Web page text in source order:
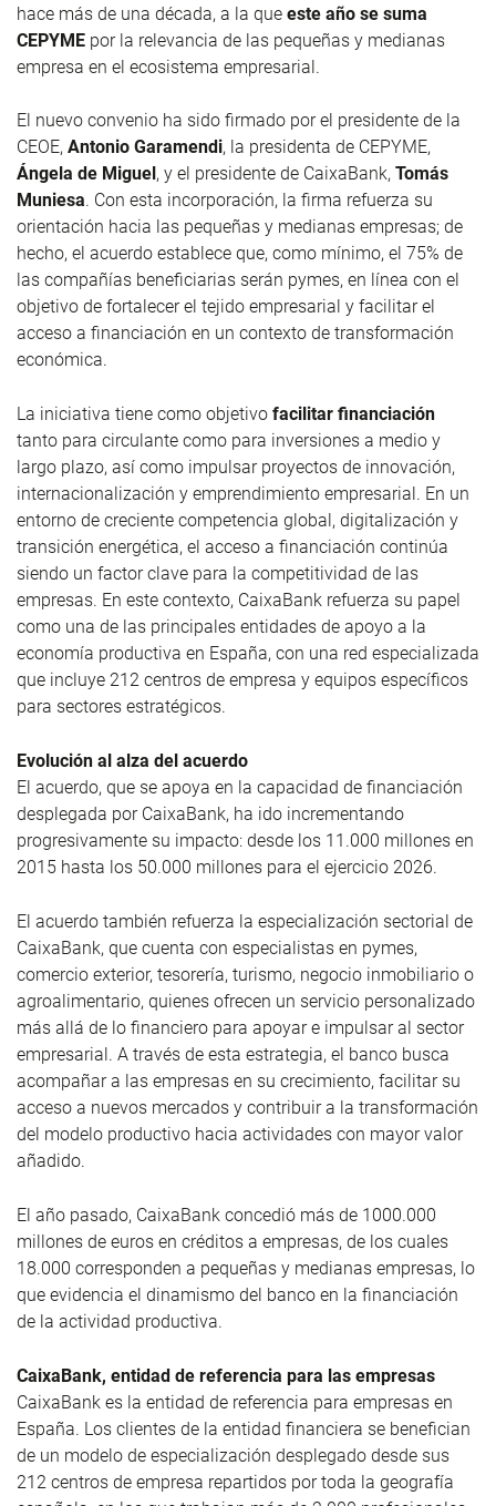
hace más de una década, a la que este año se suma
CEPYME por la relevancia de las pequeñas y medianas
empresa en el ecosistema empresarial.
El nuevo convenio ha sido firmado por el presidente de la
CEOE, Antonio Garamendi, la presidenta de CEPYME,
Ángela de Miguel , y el presidente de CaixaBank, Tomás
Muniesa. Con esta incorporación, la firma refuerza su
orientación hacia las pequeñas y medianas empresas; de
hecho, el acuerdo establece que, como mínimo, el 75% de
las compañías beneficiarias serán pymes, en línea con el
objetivo de fortalecer el tejido empresarial y facilitar el
acceso a financiación en un contexto de transformación
económica.
La iniciativa tiene como objetivo facilitar financiación
tanto para circulante como para inversiones a medio y
largo plazo, así como impulsar proyectos de innovación,
internacionalización y emprendimiento empresarial. En un
entorno de creciente competencia global, digitalización y
transición energética, el acceso a financiación continúa
siendo un factor clave para la competitividad de las
empresas. En este contexto, CaixaBank refuerza su papel
como una de las principales entidades de apoyo a la
economía productiva en España, con una red especializada
que incluye 212 centros de empresa y equipos específicos
para sectores estratégicos.
Evolución al alza del acuerdo
El acuerdo, que se apoya en la capacidad de financiación
desplegada por CaixaBank, ha ido incrementando
progresivamente su impacto: desde los 11.000 millones en
2015 hasta los 50.000 millones para el ejercicio 2026.
El acuerdo también refuerza la especialización sectorial de
CaixaBank, que cuenta con especialistas en pymes,
comercio exterior, tesorería, turismo, negocio inmobiliario o
agroalimentario, quienes ofrecen un servicio personalizado
más allá de lo financiero para apoyar e impulsar al sector
empresarial. A través de esta estrategia, el banco busca
acompañar a las empresas en su crecimiento, facilitar su
acceso a nuevos mercados y contribuir a la transformación
del modelo productivo hacia actividades con mayor valor
añadido.
El año pasado, CaixaBank concedió más de 1000.000
millones de euros en créditos a empresas, de los cuales
18.000 corresponden a pequeñas y medianas empresas, lo
que evidencia el dinamismo del banco en la financiación
de la actividad productiva.
CaixaBank, entidad de referencia para las empresas
CaixaBank es la entidad de referencia para empresas en
España. Los clientes de la entidad financiera se benefician
de un modelo de especialización desplegado desde sus
212 centros de empresa repartidos por toda la geografía